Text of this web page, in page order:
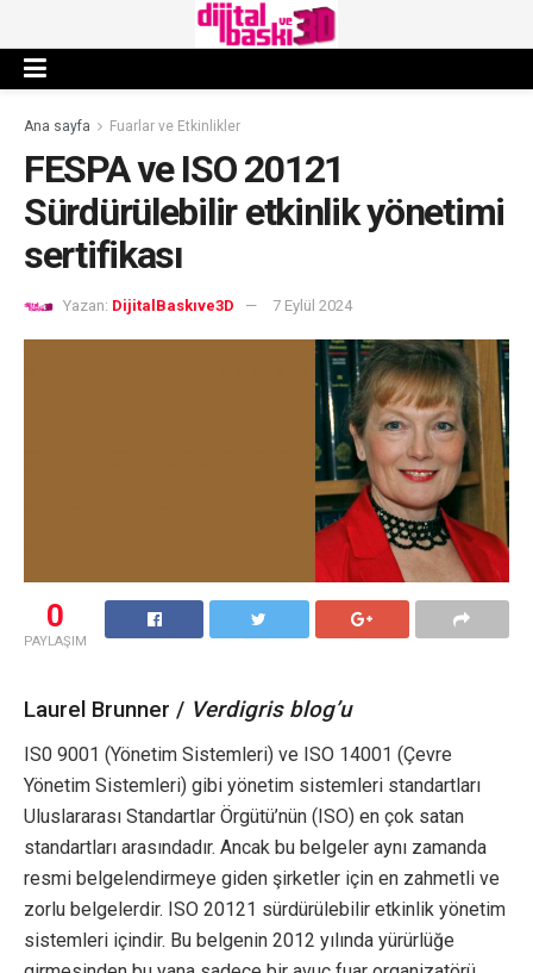
Ana sayfa Fuarlar ve Etkinlikler
FESPA ve ISO 20121
Sürdürülebilir etkinlik yönetimi
sertifikası
Yazan: DijitalBaskıve3D 7 Eylül 2024
0
PAYLAŞIM
Laurel Brunner / Verdigris blog’u
IS0 9001 (Yönetim Sistemleri) ve ISO 14001 (Çevre
Yönetim Sistemleri) gibi yönetim sistemleri standartları
Uluslararası Standartlar Örgütü’nün (ISO) en çok satan
standartları arasındadır. Ancak bu belgeler aynı zamanda
resmi belgelendirmeye giden şirketler için en zahmetli ve
zorlu belgelerdir. ISO 20121 sürdürülebilir etkinlik yönetim
sistemleri içindir. Bu belgenin 2012 yılında yürürlüğe